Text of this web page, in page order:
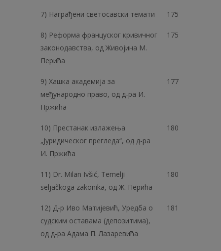
7) Награђени светосавски темати 175
8) Реформа француског кривичног
законодавства, од Живојина М.
Перића
175
9) Хашка академија за
међународно право, од д-ра И.
Пржића
177
10) Престанак излажења
„Јуридическог прегледа“, од д-ра
И. Пржића
180
11) Dr. Milan Ivšić, Temelji
seljačkoga zakonika, од Ж. Перића
180
12) Д-р Иво Матијевић, Уредба о
судским оставама (депозитима),
од д-ра Адама П. Лазаревића
181